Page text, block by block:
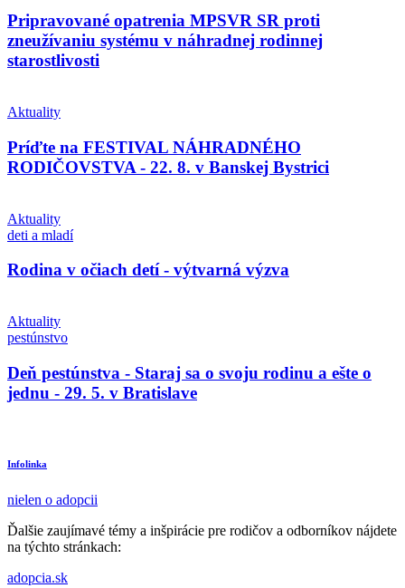
Pripravované opatrenia MPSVR SR proti
zneužívaniu systému v náhradnej rodinnej
starostlivosti
Aktuality
Príďte na FESTIVAL NÁHRADNÉHO
RODIČOVSTVA - 22. 8. v Banskej Bystrici
Aktuality
deti a mladí
Rodina v očiach detí - výtvarná výzva
Aktuality
pestúnstvo
Deň pestúnstva - Staraj sa o svoju rodinu a ešte o
jednu - 29. 5. v Bratislave
Infolinka
nielen o adopcii
Ďalšie zaujímavé témy a inšpirácie pre rodičov a odborníkov nájdete
na týchto stránkach:
adopcia.sk